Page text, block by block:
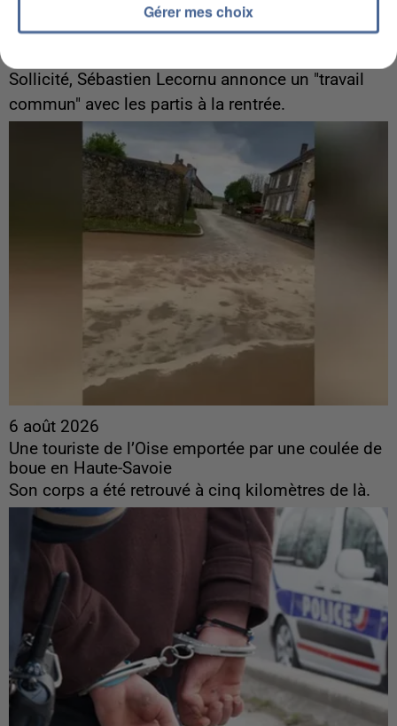
Gabriel Attal et Raphaël Glucksmann visés par des
Sollicité, Sébastien Lecornu annonce un "travail
commun" avec les partis à la rentrée.
6 août 2026
Une touriste de l’Oise emportée par une coulée de
boue en Haute-Savoie
Son corps a été retrouvé à cinq kilomètres de là.
Gérer mes choix